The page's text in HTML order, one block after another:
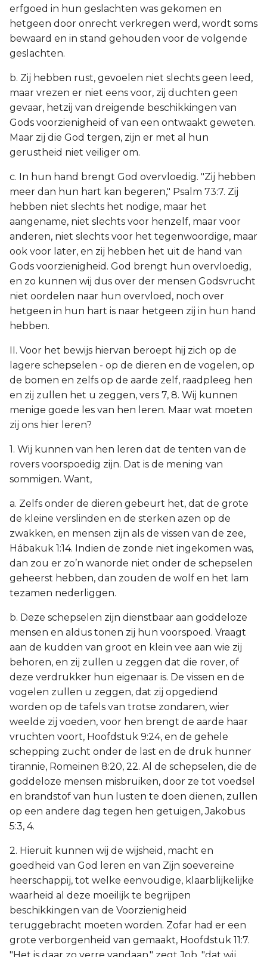
erfgoed in hun geslachten was gekomen en
hetgeen door onrecht verkregen werd, wordt soms
bewaard en in stand gehouden voor de volgende
geslachten.
b. Zij hebben rust, gevoelen niet slechts geen leed,
maar vrezen er niet eens voor, zij duchten geen
gevaar, hetzij van dreigende beschikkingen van
Gods voorzienigheid of van een ontwaakt geweten.
Maar zij die God tergen, zijn er met al hun
gerustheid niet veiliger om.
c. In hun hand brengt God overvloedig. "Zij hebben
meer dan hun hart kan begeren," Psalm 73:7. Zij
hebben niet slechts het nodige, maar het
aangename, niet slechts voor henzelf, maar voor
anderen, niet slechts voor het tegenwoordige, maar
ook voor later, en zij hebben het uit de hand van
Gods voorzienigheid. God brengt hun overvloedig,
en zo kunnen wij dus over der mensen Godsvrucht
niet oordelen naar hun overvloed, noch over
hetgeen in hun hart is naar hetgeen zij in hun hand
hebben.
II. Voor het bewijs hiervan beroept hij zich op de
lagere schepselen - op de dieren en de vogelen, op
de bomen en zelfs op de aarde zelf, raadpleeg hen
en zij zullen het u zeggen, vers 7, 8. Wij kunnen
menige goede les van hen leren. Maar wat moeten
zij ons hier leren?
1. Wij kunnen van hen leren dat de tenten van de
rovers voorspoedig zijn. Dat is de mening van
sommigen. Want,
a. Zelfs onder de dieren gebeurt het, dat de grote
de kleine verslinden en de sterken azen op de
zwakken, en mensen zijn als de vissen van de zee,
Hábakuk 1:14. Indien de zonde niet ingekomen was,
dan zou er zo’n wanorde niet onder de schepselen
geheerst hebben, dan zouden de wolf en het lam
tezamen nederliggen.
b. Deze schepselen zijn dienstbaar aan goddeloze
mensen en aldus tonen zij hun voorspoed. Vraagt
aan de kudden van groot en klein vee aan wie zij
behoren, en zij zullen u zeggen dat die rover, of
deze verdrukker hun eigenaar is. De vissen en de
vogelen zullen u zeggen, dat zij opgediend
worden op de tafels van trotse zondaren, wier
weelde zij voeden, voor hen brengt de aarde haar
vruchten voort, Hoofdstuk 9:24, en de gehele
schepping zucht onder de last en de druk hunner
tirannie, Romeinen 8:20, 22. Al de schepselen, die de
goddeloze mensen misbruiken, door ze tot voedsel
en brandstof van hun lusten te doen dienen, zullen
op een andere dag tegen hen getuigen, Jakobus
5:3, 4.
2. Hieruit kunnen wij de wijsheid, macht en
goedheid van God leren en van Zijn soevereine
heerschappij, tot welke eenvoudige, klaarblijkelijke
waarheid al deze moeilijk te begrijpen
beschikkingen van de Voorzienigheid
teruggebracht moeten worden. Zofar had er een
grote verborgenheid van gemaakt, Hoofdstuk 11:7.